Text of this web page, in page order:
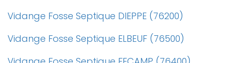
Vidange Fosse Septique DIEPPE (76200)
Vidange Fosse Septique ELBEUF (76500)